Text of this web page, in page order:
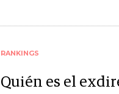
RANKINGS
Quién es el